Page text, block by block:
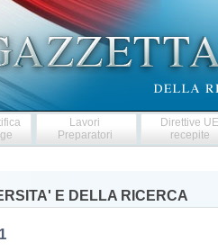
Lavori
Preparatori
Direttive
recepite
E DELLA RICERCA